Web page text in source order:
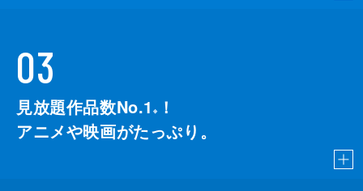
03
見放題作品数No.1 ※
！
アニメや映画がたっぷり。